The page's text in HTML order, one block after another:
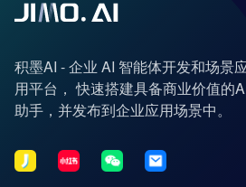
积墨AI - 企业 AI 智能体开发和场景
用平台， 快速搭建具备商业价值的
助手，并发布到企业应用场景中。